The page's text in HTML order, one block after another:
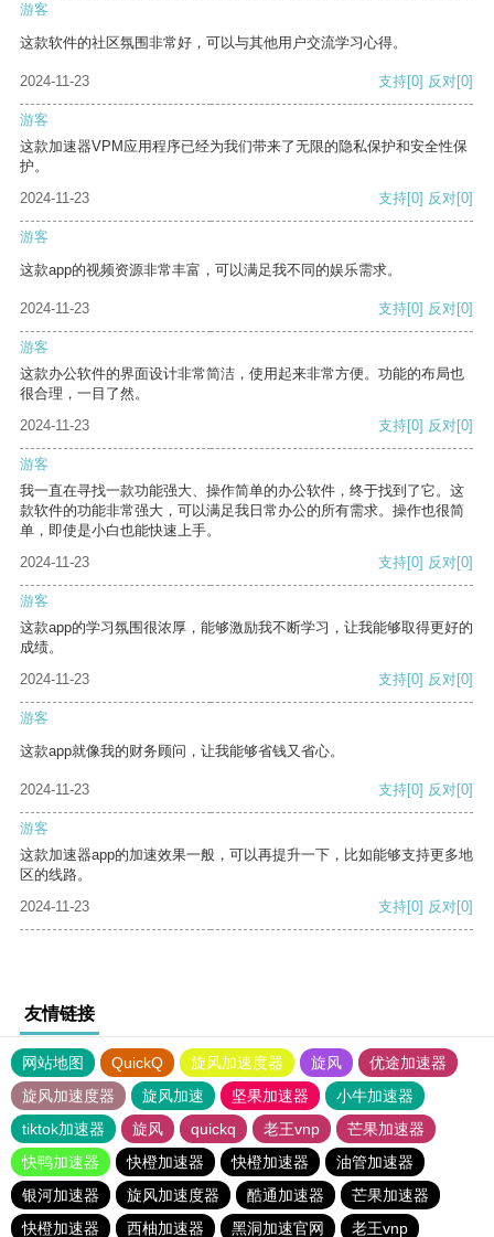
游客
这款软件的社区氛围非常好，可以与其他用户交流学习心得。
2024-11-23 支持[0] 反对[0]
游客
这款加速器VPM应用程序已经为我们带来了无限的隐私保护和安全性保
护。
2024-11-23
支持[0] 反对[0]
游客
这款app的视频资源非常丰富，可以满足我不同的娱乐需求。
2024-11-23 支持[0] 反对[0]
游客
这款办公软件的界面设计非常简洁，使用起来非常方便。功能的布局也
很合理，一目了然。
2024-11-23
支持[0] 反对[0]
游客
我一直在寻找一款功能强大、操作简单的办公软件，终于找到了它。这
款软件的功能非常强大，可以满足我日常办公的所有需求。操作也很简
单，即使是小白也能快速上手。
2024-11-23
支持[0] 反对[0]
游客
这款app的学习氛围很浓厚，能够激励我不断学习，让我能够取得更好的
成绩。
2024-11-23
支持[0] 反对[0]
游客
这款app就像我的财务顾问，让我能够省钱又省心。
2024-11-23 支持[0] 反对[0]
游客
这款加速器app的加速效果一般，可以再提升一下，比如能够支持更多地
区的线路。
2024-11-23
支持[0] 反对[0]
友情链接
网站地图 QuickQ 旋风加速度器 旋风
优途加速器
旋风加速度器
旋风加速 坚果加速器
小牛加速器
tiktok加速器
旋风 quickq 老王vnp
芒果加速器
快鸭加速器
快橙加速器 快橙加速器
油管加速器
银河加速器
旋风加速度器 酷通加速器
芒果加速器
快橙加速器
西柚加速器 黑洞加速官网 老王vnp